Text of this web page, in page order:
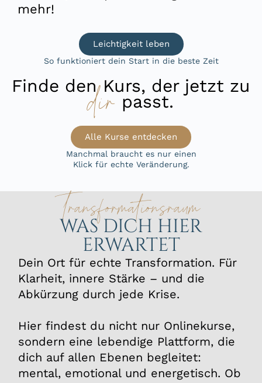
mehr!
Leichtigkeit leben
So funktioniert dein Start in die beste Zeit
Finde den Kurs, der jetzt zu
dir passt.
Alle Kurse entdecken
Manchmal braucht es nur einen
Klick für echte Veränderung.
Transformationsraum
WAS DICH HIER
ERWARTET
Dein Ort für echte Transformation. Für
Klarheit, innere Stärke – und die
Abkürzung durch jede Krise.
Hier findest du nicht nur Onlinekurse,
sondern eine lebendige Plattform, die
dich auf allen Ebenen begleitet:
mental, emotional und energetisch. Ob